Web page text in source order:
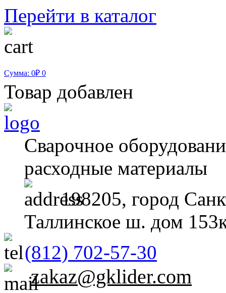
Перейти в каталог
Сумма: 0₽ 0
Товар добавлен
Сварочное
расходные материалы
198205, город
Таллинское ш. дом
(812) 702-57-30
zakaz@gklider.com